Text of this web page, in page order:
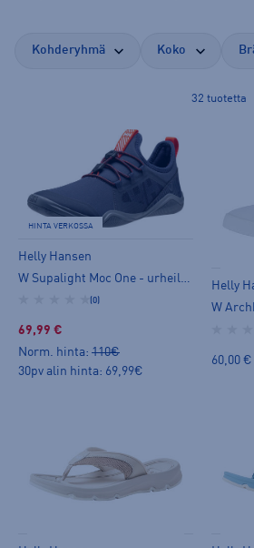
Kohderyhmä Koko
32 tuotetta
HINTA VERKOSSA
Helly Hansen
(0)
69,99 €
Norm. hinta: 110€
30pv alin hinta: 69,99€
Helly
W
60,00 €